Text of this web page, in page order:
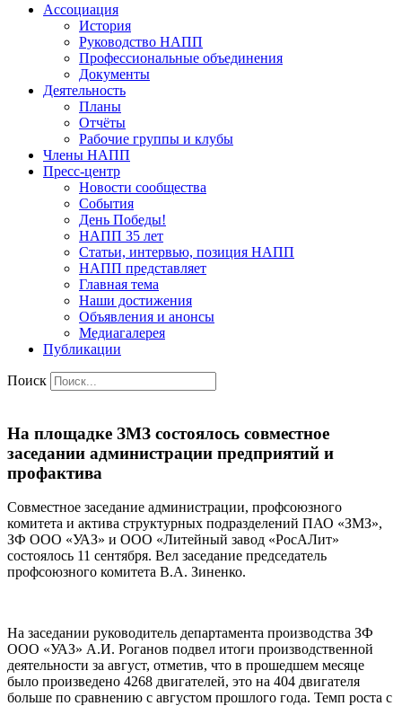
Ассоциация
История
Руководство НАПП
Профессиональные объединения
Документы
Деятельность
Планы
Отчёты
Рабочие группы и клубы
Члены НАПП
Пресс-центр
Новости сообщества
События
День Победы!
НАПП 35 лет
Статьи, интервью, позиция НАПП
НАПП представляет
Главная тема
Наши достижения
Объявления и анонсы
Медиагалерея
Публикации
Поиск
На площадке ЗМЗ состоялось совместное
заседании администрации предприятий и
профактива
Совместное заседание администрации, профсоюзного
комитета и актива структурных подразделений ПАО «ЗМЗ»,
ЗФ ООО «УАЗ» и ООО «Литейный завод «РосАЛит»
состоялось 11 сентября. Вел заседание председатель
профсоюзного комитета В.А. Зиненко.
На заседании руководитель департамента производства ЗФ
ООО «УАЗ» А.И. Роганов подвел итоги производственной
деятельности за август, отметив, что в прошедшем месяце
было произведено 4268 двигателей, это на 404 двигателя
больше по сравнению с августом прошлого года. Темп роста с